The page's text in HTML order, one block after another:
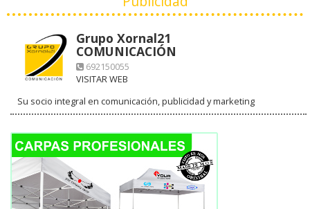
Grupo Xornal21
COMUNICACIÓN
692150055
VISITAR WEB
Su socio integral en comunicación, publicidad y marketing